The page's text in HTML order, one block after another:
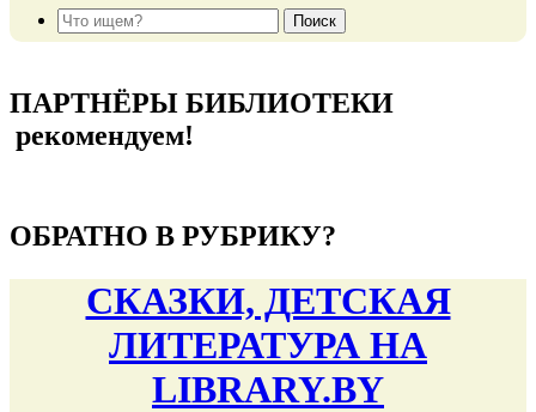
ПАРТНЁРЫ БИБЛИОТЕКИ
рекомендуем!
ОБРАТНО В РУБРИКУ?
СКАЗКИ, ДЕТСКАЯ
ЛИТЕРАТУРА НА
LIBRARY.BY